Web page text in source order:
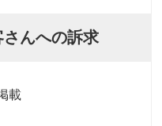
さんへの訴求
載